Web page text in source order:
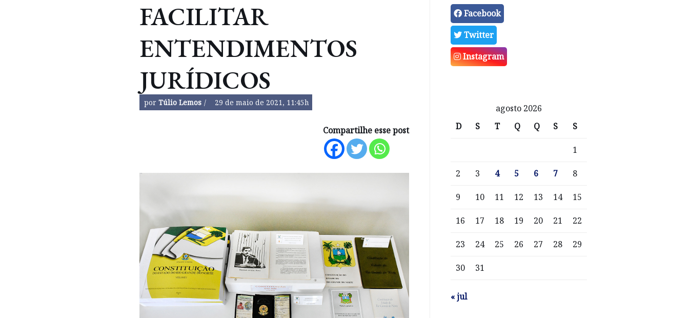
FACILITAR
ENTENDIMENTOS
JURÍDICOS
por Túlio Lemos 29 de maio de 2021, 11:45h
Compartilhe esse post
Facebook
Twitter
Instagram
agosto 2026
D
S T Q Q S S
1
2 3 4 5 6 7 8
9 10 11 12 13 14 15
16 17 18 19 20 21 22
23 24 25 26 27 28 29
30 31
« jul